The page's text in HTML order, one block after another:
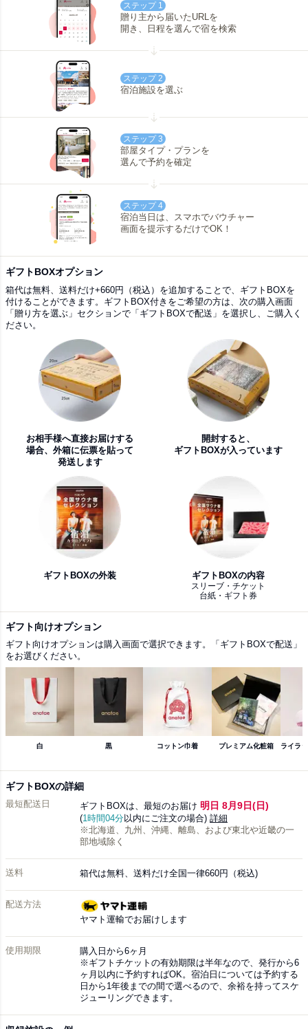
ステップ 1
贈り主から届いたURLを
開き、日程を選んで宿を検索
ステップ 2
宿泊施設を選ぶ
ステップ 3
部屋タイプ・プランを
選んで予約を確定
ステップ 4
宿泊当日は、スマホでバウチャー
画面を提示するだけでOK！
ギフトBOXオプション
箱代は無料、送料だけ+660円（税込）を追加することで、ギフトBOXを
付けることができます。ギフトBOX付きをご希望の方は、次の購入画面
「贈り方を選ぶ」セクションで「ギフトBOXで配送」を選択し、ご購入く
ださい。
お相手様へ直接お届けする
場合、外箱に伝票を貼って
発送します
開封すると、
ギフトBOXが入っています
ギフトBOXの外装 ギフトBOXの内容
スリーブ・チケット
台紙・ギフト券
ギフト向けオプション
ギフト向けオプションは購入画面で選択できます。「ギフトBOXで配送」
をお選びください。
白 黒 コットン巾着 プレミアム化粧箱 ライラ
ギフトBOXの詳細
最短配送日 ギフトBOXは、最短のお届け 明日 8月9日(日)
(1時間04分以内にご注文の場合) 詳細
※北海道、九州、沖縄、離島、および東北や近畿の一
部地域除く
送料 箱代は無料、送料だけ全国一律660円（税込)
配送方法
ヤマト運輸でお届けします
使用期限
購入日から6ヶ月
※ギフトチケットの有効期限は半年なので、発行から6
ヶ月以内に予約すればOK。宿泊日については予約する
日から1年後までの間で選べるので、余裕を持ってスケ
ジューリングできます。